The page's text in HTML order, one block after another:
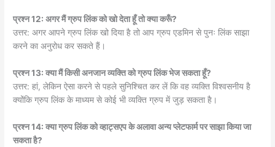
प्रश्न 12: अगर मैं ग्रुप लिंक को खो देता हूँ तो क्या करूँ?
उत्तर: अगर आपने ग्रुप लिंक खो दिया है तो आप ग्रुप एडमिन से पुनः लिंक साझा
करने का अनुरोध कर सकते हैं।
प्रश्न 13: क्या मैं किसी अनजान व्यक्ति को ग्रुप लिंक भेज सकता हूँ?
उत्तर: हां, लेकिन ऐसा करने से पहले सुनिश्चित कर लें कि वह व्यक्ति विश्वसनीय है
क्योंकि ग्रुप लिंक के माध्यम से कोई भी व्यक्ति ग्रुप में जुड़ सकता है।
प्रश्न 14: क्या ग्रुप लिंक को व्हाट्सएप के अलावा अन्य प्लेटफार्म पर साझा किया जा
सकता है?